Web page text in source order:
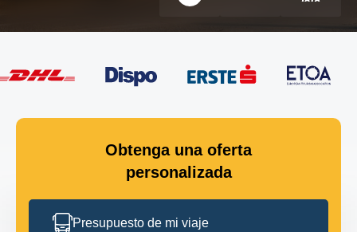
Obtenga una oferta
personalizada
Presupuesto de mi viaje